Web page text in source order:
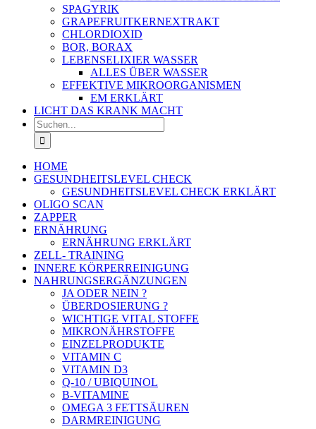
SPAGYRIK
GRAPEFRUITKERNEXTRAKT
CHLORDIOXID
BOR, BORAX
LEBENSELIXIER WASSER
ALLES ÜBER WASSER
EFFEKTIVE MIKROORGANISMEN
EM ERKLÄRT
LICHT DAS KRANK MACHT
Suche
nach:
HOME
GESUNDHEITSLEVEL CHECK
GESUNDHEITSLEVEL CHECK ERKLÄRT
OLIGO SCAN
ZAPPER
ERNÄHRUNG
ERNÄHRUNG ERKLÄRT
ZELL- TRAINING
INNERE KÖRPERREINIGUNG
NAHRUNGSERGÄNZUNGEN
JA ODER NEIN ?
ÜBERDOSIERUNG ?
WICHTIGE VITAL STOFFE
MIKRONÄHRSTOFFE
EINZELPRODUKTE
VITAMIN C
VITAMIN D3
Q-10 / UBIQUINOL
B-VITAMINE
OMEGA 3 FETTSÄUREN
DARMREINIGUNG